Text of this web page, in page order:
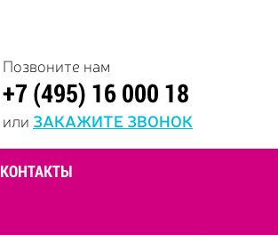
Позвоните нам
+7 (495) 16 000 18
или ЗАКАЖИТЕ ЗВОНОК
КОНТАКТЫ